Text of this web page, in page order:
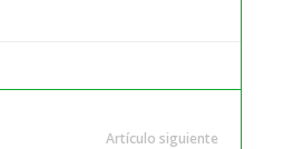
Artículo siguiente